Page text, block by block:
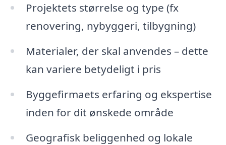
Projektets størrelse og type (fx
renovering, nybyggeri, tilbygning)
Materialer, der skal anvendes – dette
kan variere betydeligt i pris
Byggefirmaets erfaring og ekspertise
inden for dit ønskede område
Geografisk beliggenhed og lokale